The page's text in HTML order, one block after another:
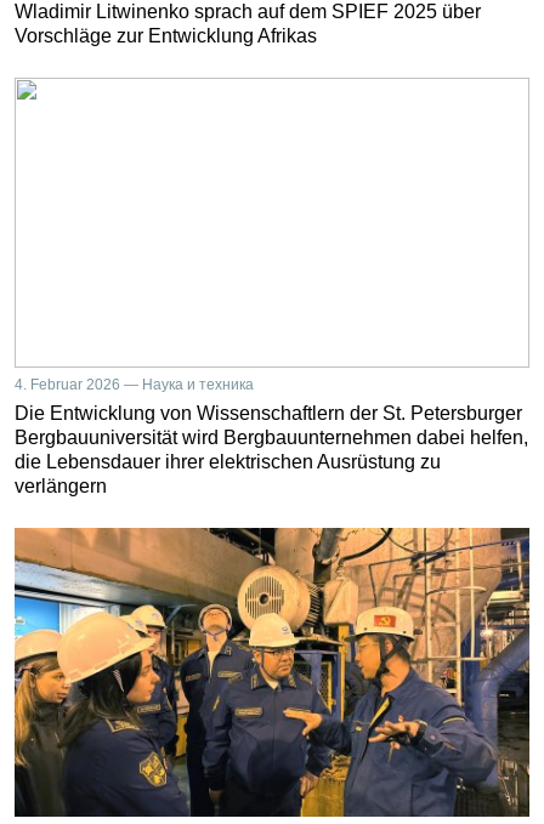
Wladimir Litwinenko sprach auf dem SPIEF 2025 über
Vorschläge zur Entwicklung Afrikas
4. Februar 2026 — Наука и техника
Die Entwicklung von Wissenschaftlern der St. Petersburger
Bergbauuniversität wird Bergbauunternehmen dabei helfen,
die Lebensdauer ihrer elektrischen Ausrüstung zu
verlängern